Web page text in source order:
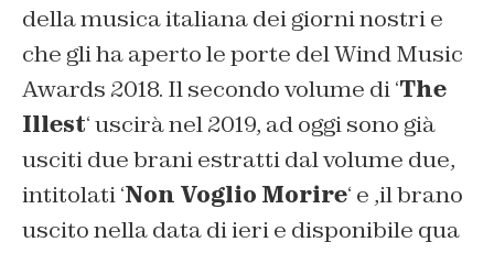
della musica italiana dei giorni nostri e
che gli ha aperto le porte del Wind Music
Awards 2018. Il secondo volume di ‘The
Illest‘ uscirà nel 2019, ad oggi sono già
usciti due brani estratti dal volume due,
intitolati ‘Non Voglio Morire‘ e ,il brano
uscito nella data di ieri e disponibile qua